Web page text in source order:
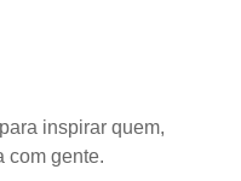
inspirar quem,
com gente.